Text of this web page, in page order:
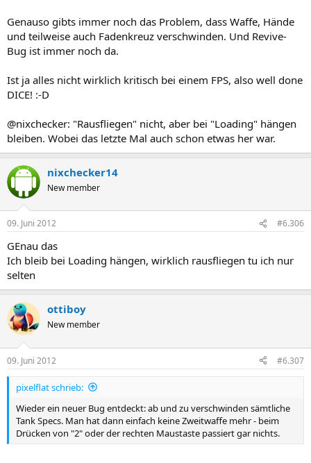
Genauso gibts immer noch das Problem, dass Waffe, Hände
und teilweise auch Fadenkreuz verschwinden. Und Revive-
Bug ist immer noch da.
Ist ja alles nicht wirklich kritisch bei einem FPS, also well done
DICE! :-D
@nixchecker: "Rausfliegen" nicht, aber bei "Loading" hängen
bleiben. Wobei das letzte Mal auch schon etwas her war.
nixchecker14
New member
09. Juni 2012 #6.306
GEnau das
Ich bleib bei Loading hängen, wirklich rausfliegen tu ich nur
selten
ottiboy
New member
09. Juni 2012 #6.307
pixelflat schrieb:
Wieder ein neuer Bug entdeckt: ab und zu verschwinden sämtliche
Tank Specs. Man hat dann einfach keine Zweitwaffe mehr - beim
Drücken von "2" oder der rechten Maustaste passiert gar nichts.